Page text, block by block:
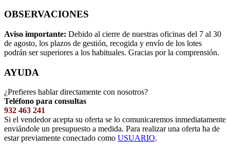
OBSERVACIONES
Aviso importante: Debido al cierre de nuestras oficinas del 7 al 30
de agosto, los plazos de gestión, recogida y envío de los lotes
podrán ser superiores a los habituales. Gracias por la comprensión.
AYUDA
¿Prefieres hablar directamente con nosotros?
Teléfono para consultas
932 463 241
Si el vendedor acepta su oferta se lo comunicaremos inmediatamente
enviándole un presupuesto a medida. Para realizar una oferta ha de
estar previamente conectado como USUARIO.